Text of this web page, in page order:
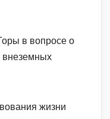
в вопросе о
внеземных
жизни